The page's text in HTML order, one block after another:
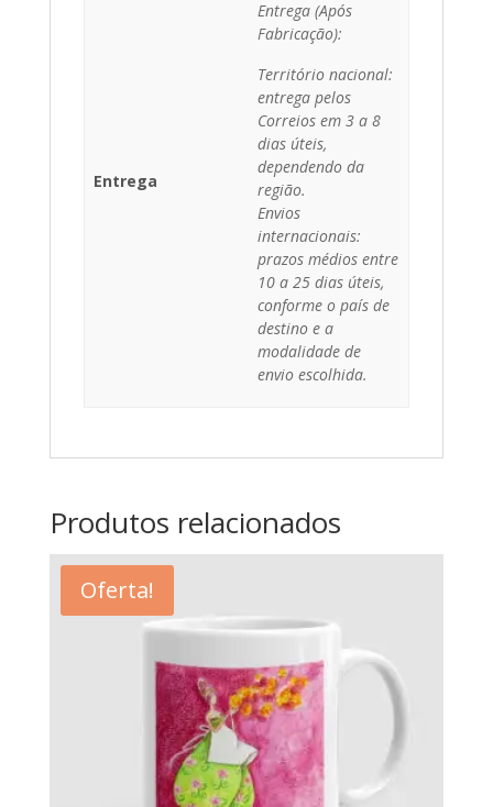
Entrega
Entrega (Após
Fabricação):
Território nacional:
entrega pelos
Correios em 3 a 8
dias úteis,
dependendo da
região.
Envios
internacionais:
prazos médios entre
10 a 25 dias úteis,
conforme o país de
destino e a
modalidade de
envio escolhida.
Produtos relacionados
Oferta!